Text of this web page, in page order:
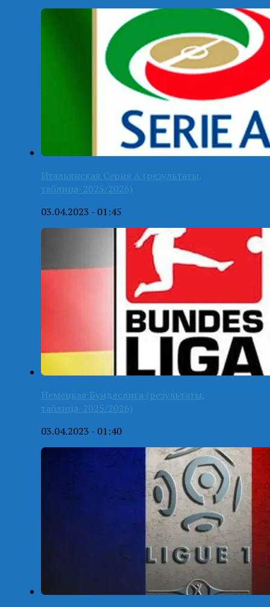
Итальянская Серия А (результаты,
таблица-2025/2026)
03.04.2023 - 01:45
Немецкая Бундеслига (результаты,
таблица-2025/2026)
03.04.2023 - 01:40